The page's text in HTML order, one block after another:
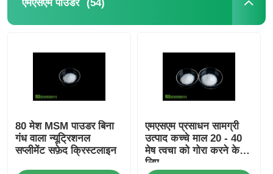
एमएसएम पाउडर (54)
80 मेश MSM पाउडर बिना
गंध वाला न्यूट्रिशनल
सप्लीमेंट सफ़ेद क्रिस्टलाइन
एमएसएम प्रसाधन सामग्री
उत्पाद कच्चे माल 20 - 40
मेष त्वचा को गोरा करने के
लिए